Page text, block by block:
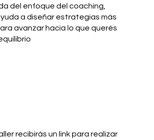
del enfoque del coaching,
a diseñar estrategias más
avanzar hacia lo que querés
recibirás un link para realizar